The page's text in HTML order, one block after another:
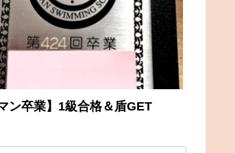
ン卒業】1級合格＆盾GET